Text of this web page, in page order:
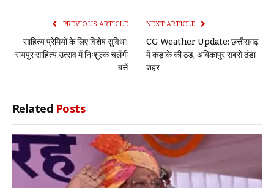
PREVIOUS ARTICLE
साहित्य प्रेमियों के लिए विशेष सुविधा:
रायपुर साहित्य उत्सव में निःशुल्क चलेंगी
बसें
NEXT ARTICLE
CG Weather Update: छत्तीसगढ़
में कड़ाके की ठंड, अंबिकापुर सबसे ठंडा
शहर
Related Posts